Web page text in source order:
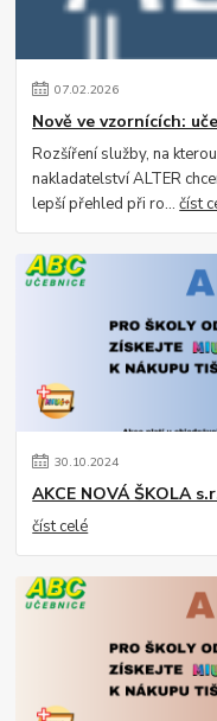
07.02.2026
Nově ve vzornících:
Rozšíření služby, na
nakladatelství ALTER
lepší přehled při ro...číst
30.10.2024
AKCE NOVÁ ŠKOLA
číst celé